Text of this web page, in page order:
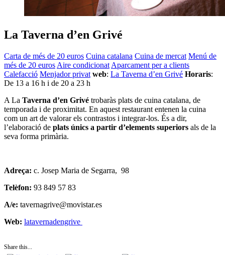
La Taverna d’en Grivé
Carta de més de 20 euros Cuina catalana Cuina de mercat Menú de
més de 20 euros Aire condicionat Aparcament per a clients
Calefacció Menjador privat web: La Taverna d’en Grivé Horaris:
De 13 a 16 h i de 20 a 23 h
A La Taverna d’en Grivé trobaràs plats de cuina catalana, de
temporada i de proximitat. En aquest restaurant entenen la cuina
com un art de valorar els contrastos i integrar-los. És a dir,
l’elaboració de plats únics a partir d’elements superiors als de la
seva forma primària.
Adreça: c. Josep Maria de Segarra, 98
Telèfon: 93 849 57 83
A/e: tavernagrive@movistar.es
Web: latavernadengrive
Share this...